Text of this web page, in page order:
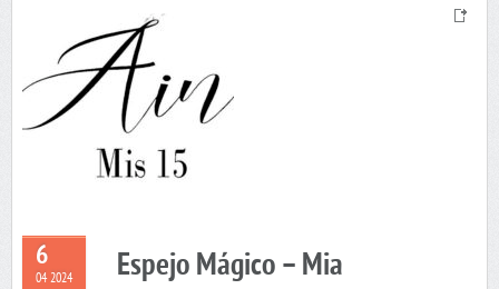
6
04 2024 Espejo Mágico – Mia